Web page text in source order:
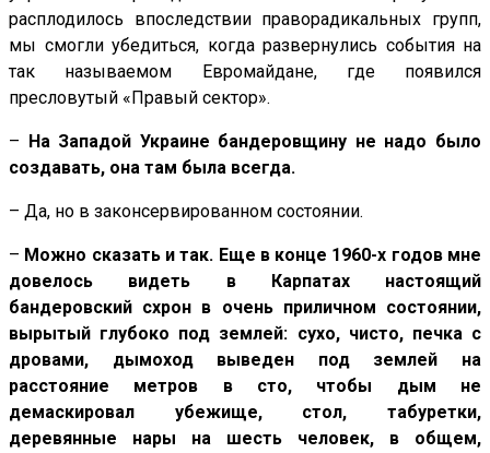
расплодилось впоследствии праворадикальных групп,
мы смогли убедиться, когда развернулись события на
так называемом Евромайдане, где появился
пресловутый «Правый сектор».
– На Западой Украине бандеровщину не надо было
создавать, она там была всегда.
– Да, но в законсервированном состоянии.
– Можно сказать и так. Еще в конце 1960-х годов мне
довелось видеть в Карпатах настоящий
бандеровский схрон в очень приличном состоянии,
вырытый глубоко под землей: сухо, чисто, печка с
дровами, дымоход выведен под землей на
расстояние метров в сто, чтобы дым не
демаскировал убежище, стол, табуретки,
деревянные нары на шесть человек, в общем,